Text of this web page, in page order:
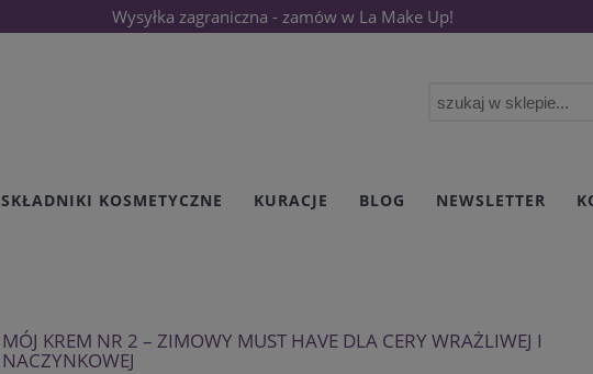
Wysyłka zagraniczna - zamów w La Make Up!
SKŁADNIKI KOSMETYCZNE KURACJE BLOG NEWSLETTER
MÓJ KREM NR 2 – ZIMOWY MUST HAVE DLA CERY WRAŻLIWEJ I
NACZYNKOWEJ